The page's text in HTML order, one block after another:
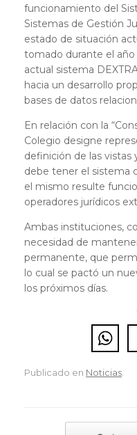
funcionamiento del
Sistemas de Gestión
estado de situación
tomado durante el año
actual sistema
hacia un desarrollo
bases de datos
En relación con la
Colegio designe
definición de las vistas
debe tener el sistema
el mismo resulte
operadores jurídicos
Ambas instituciones,
necesidad de
permanente, que
lo cual se pactó un
los próximos días.
Publicado en Noticias